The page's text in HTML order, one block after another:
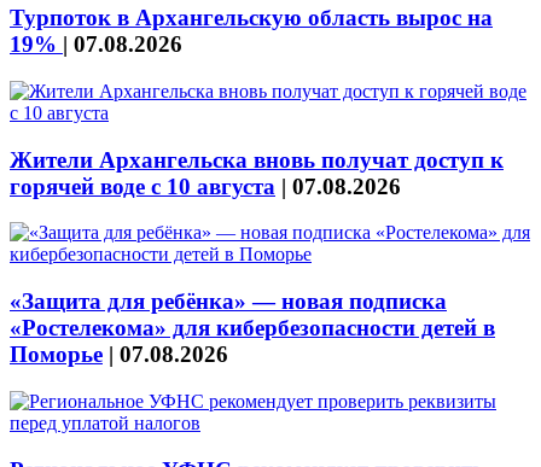
Турпоток в Архангельскую область вырос на
19% | 07.08.2026
Жители Архангельска вновь получат доступ к
горячей воде с 10 августа | 07.08.2026
«Защита для ребёнка» — новая подписка
«Ростелекома» для кибербезопасности детей в
Поморье | 07.08.2026